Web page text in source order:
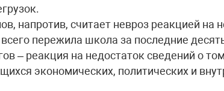
напротив, считает невроз реакцией на
пережила школа за последние
– реакция на недостаток сведений о
экономических, политических и